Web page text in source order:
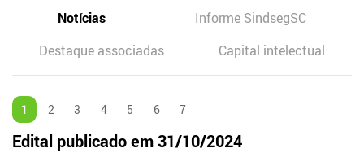
Notícias
Informe SindsegSC
Destaque associadas
Capital intelectual
1 2 3 4 5 6 7
Edital publicado em 31/10/2024